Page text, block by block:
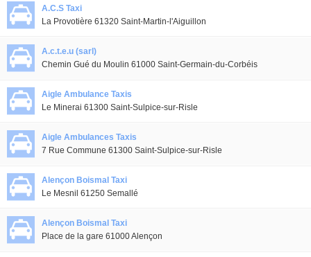
A.C.S Taxi
La Provotière 61320 Saint-Martin-l'Aiguillon
A.c.t.e.u (sarl)
Chemin Gué du Moulin 61000 Saint-Germain-du-Corbéis
Aigle Ambulance Taxis
Le Minerai 61300 Saint-Sulpice-sur-Risle
Aigle Ambulances Taxis
7 Rue Commune 61300 Saint-Sulpice-sur-Risle
Alençon Boismal Taxi
Le Mesnil 61250 Semallé
Alençon Boismal Taxi
Place de la gare 61000 Alençon